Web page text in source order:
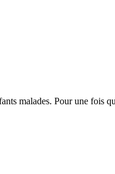
malades. Pour une fois